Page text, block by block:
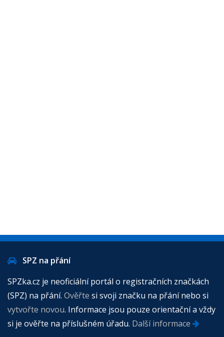
SPZ na přání
SPZka.cz je neoficiální portál o registračních značkách
(SPZ) na přání. Ověřte si svoji značku na přání nebo si
vytvořte novou. Informace jsou pouze orientační a vždy
si je ověřte na příslušném úřadu. Další informace